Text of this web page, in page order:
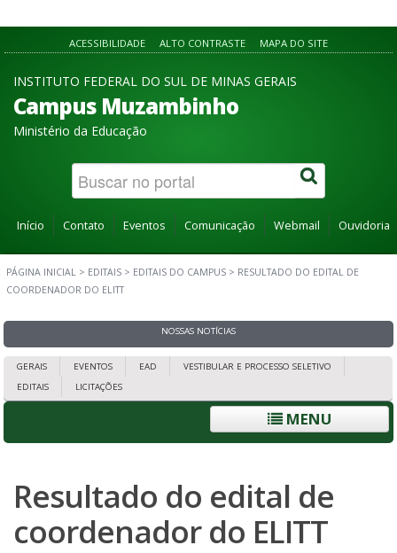
ACESSIBILIDADE ALTO CONTRASTE MAPA DO SITE
INSTITUTO FEDERAL DO SUL DE MINAS GERAIS
Campus Muzambinho
Ministério da Educação
Início Contato Eventos Comunicação Webmail Ouvidoria
PÁGINA INICIAL > EDITAIS > EDITAIS DO CAMPUS > RESULTADO DO EDITAL DE
COORDENADOR DO ELITT
NOSSAS NOTÍCIAS
GERAIS EVENTOS EAD
VESTIBULAR E PROCESSO SELETIVO
EDITAIS
LICITAÇÕES
MENU
Resultado do edital de
coordenador do ELITT